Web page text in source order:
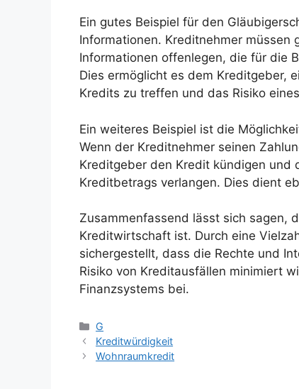
Ein gutes Beispiel für den
Informationen. Kreditnehmer müssen
Informationen offenlegen, die für die
Dies ermöglicht es dem Kreditgeber,
Kredits zu treffen und das Risiko
Ein weiteres Beispiel ist die
Wenn der Kreditnehmer seinen
Kreditgeber den Kredit kündigen und
Kreditbetrags verlangen. Dies dient
Zusammenfassend lässt sich sagen,
Kreditwirtschaft ist. Durch eine
sichergestellt, dass die Rechte und
Risiko von Kreditausfällen minimiert
Finanzsystems bei.
Kategorien
G
Kreditwürdigkeit
Wohnraumkredit